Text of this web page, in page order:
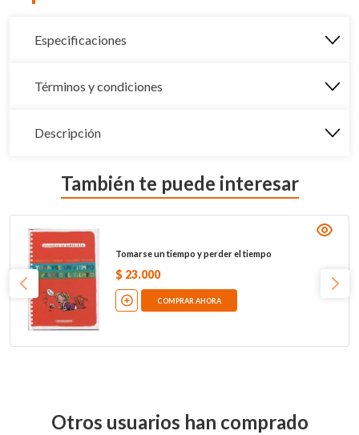
Especificaciones
Términos y condiciones
Descripción
También te puede interesar
Tomarse un tiempo y perder el tiempo
$ 23.000
COMPRAR AHORA
Otros usuarios han comprado